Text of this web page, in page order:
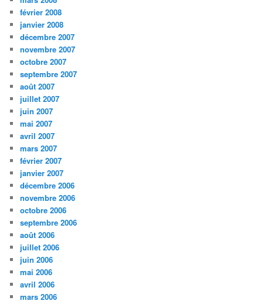
février 2008
janvier 2008
décembre 2007
novembre 2007
octobre 2007
septembre 2007
août 2007
juillet 2007
juin 2007
mai 2007
avril 2007
mars 2007
février 2007
janvier 2007
décembre 2006
novembre 2006
octobre 2006
septembre 2006
août 2006
juillet 2006
juin 2006
mai 2006
avril 2006
mars 2006